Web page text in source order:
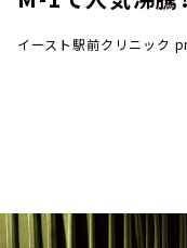
トピックス
TBS Podcast
イースト駅前クリニック